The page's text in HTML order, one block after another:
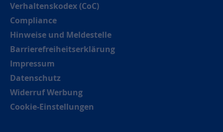
Verhaltenskodex (CoC)
Compliance
Hinweise und Meldestelle
Barrierefreiheitserklärung
Impressum
Datenschutz
Widerruf Werbung
Cookie-Einstellungen